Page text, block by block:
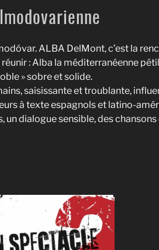
ALBA DelMont, c’est la
: Alba la méditerranéenne
» sobre et solide.
saisissante et troublante,
à texte espagnols et latino-
dialogue sensible, des